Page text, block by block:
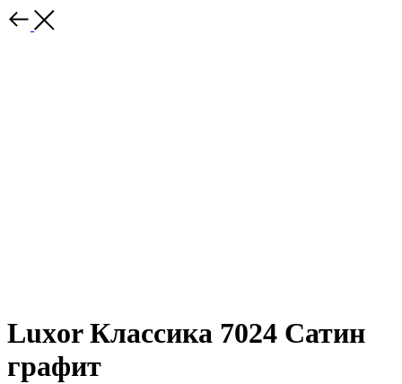
Luxor Классика 7024 Сатин
графит